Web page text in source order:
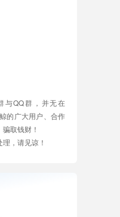
与QQ群，并无在
的广大用户、合作
取钱财！
，请见谅！